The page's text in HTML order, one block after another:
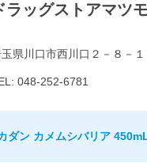
ラッグストアマツ
県川口市西川口２－８－１
048-252-6781
ダン カメムシバリア